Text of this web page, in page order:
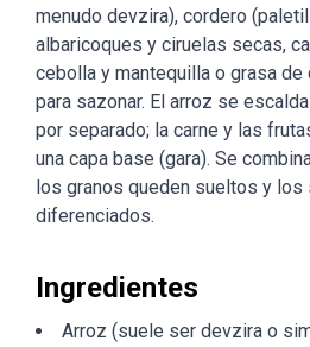
menudo devzira), cordero
albaricoques y ciruelas secas,
cebolla y mantequilla o grasa de
para sazonar. El arroz se
por separado; la carne y las
una capa base (gara). Se
los granos queden sueltos y los
diferenciados.
Ingredientes
Arroz (suele ser devzira o